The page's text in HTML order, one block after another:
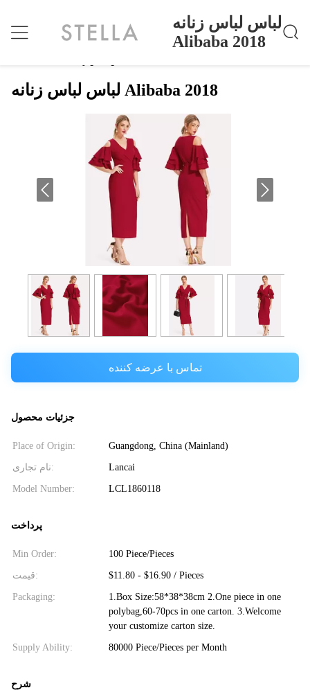
لباس لباس زنانه
Alibaba 2018
لباس لباس زنانه Alibaba 2018
تماس با عرضه کننده
جزئیات محصول
Place of Origin: Guangdong, China (Mainland)
نام تجاری: Lancai
Model Number: LCL1860118
پرداخت
Min Order: 100 Piece/Pieces
قیمت: $11.80 - $16.90 / Pieces
Packaging:
1.Box Size:58*38*38cm 2.One piece in one
polybag,60-70pcs in one carton. 3.Welcome
your customize carton size.
Supply Ability: 80000 Piece/Pieces per Month
شرح